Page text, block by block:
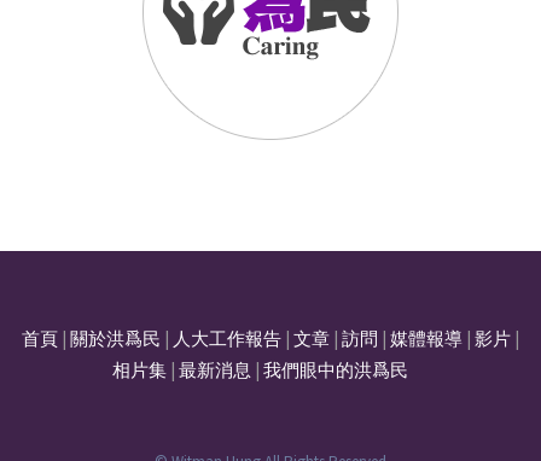
首頁 | 關於洪爲民 | 人大工作報告 | 文章 | 訪問 | 媒體報導 | 影片 |
相片集| 最新消息 | 我們眼中的洪爲民